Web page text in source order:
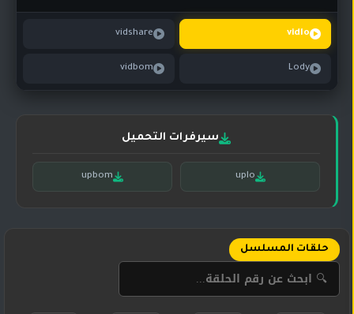
مسلسلات
تركي
vidlo
vidshare
Lody
vidbom
سيرفرات التحميل
uplo
upbom
حلقات المسلسل